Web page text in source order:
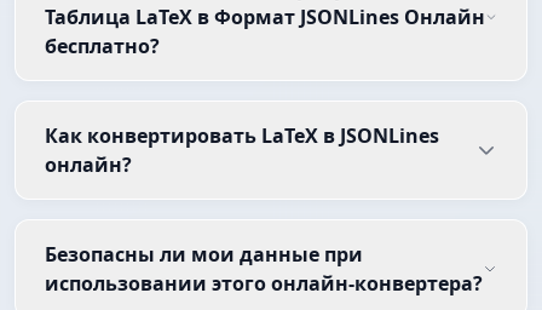
Таблица LaTeX в Формат JSONLines Онлайн
бесплатно?
Как конвертировать LaTeX в JSONLines
онлайн?
Безопасны ли мои данные при
использовании этого онлайн-конвертера?